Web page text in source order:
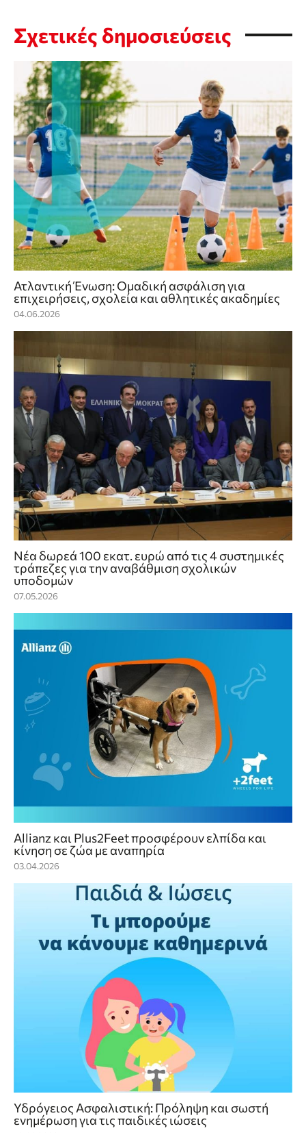
Σχετικές δημοσιεύσεις
Ατλαντική Ένωση: Ομαδική ασφάλιση για
επιχειρήσεις, σχολεία και αθλητικές ακαδημίες
04.06.2026
Νέα δωρεά 100 εκατ. ευρώ από τις 4 συστημικές
τράπεζες για την αναβάθμιση σχολικών
υποδομών
07.05.2026
Allianz και Plus2Feet προσφέρουν ελπίδα και
κίνηση σε ζώα με αναπηρία
03.04.2026
Υδρόγειος Ασφαλιστική: Πρόληψη και σωστή
ενημέρωση για τις παιδικές ιώσεις